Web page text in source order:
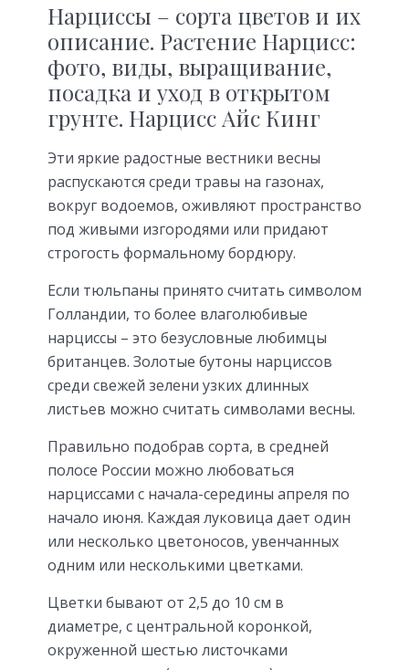
Нарциссы – сорта цветов и их
описание. Растение Нарцисс:
фото, виды, выращивание,
посадка и уход в открытом
грунте. Нарцисс Айс Кинг
Эти яркие радостные вестники весны
распускаются среди травы на газонах,
вокруг водоемов, оживляют простран­ство
под живыми изгородями или при­дают
строгость формальному бордюру.
Если тюльпаны принято считать символом
Голландии, то более влаголюбивые
нарциссы – это безу­словные любимцы
британцев. Золотые бутоны нарциссов
среди све­жей зелени узких длинных
листьев можно считать символами весны.
Правильно подобрав сорта, в средней
полосе России можно любоваться
нарциссами с начала-середины апреля по
начало июня. Каждая луковица дает один
или несколько цветоносов, увенчанных
одним или несколькими цветками.
Цветки бывают от 2,5 до 10 см в
диаметре, с центральной коронкой,
окруженной шестью листоч­ками